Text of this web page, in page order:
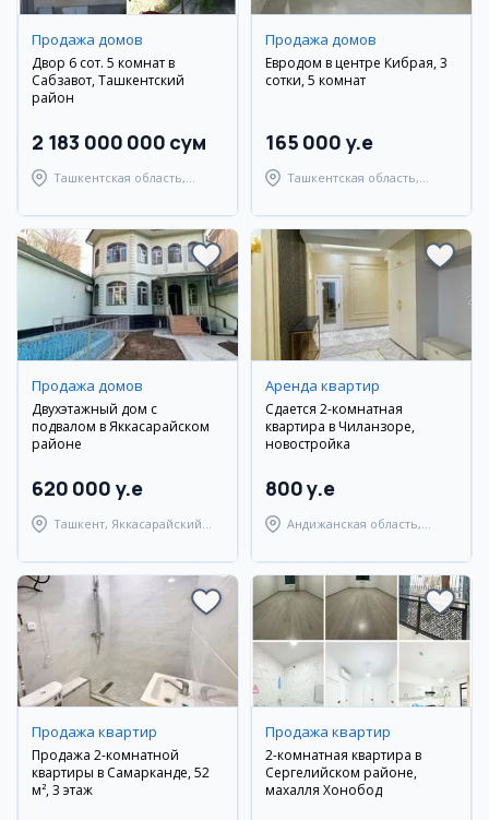
Продажа домов
Двор 6 сот. 5 комнат в
Сабзавот, Ташкентский
район
2 183 000 000 сум
Ташкентская область,
Продажа домов
Евродом в центре Кибрая, 3
сотки, 5 комнат
165 000 y.e
Ташкентская область,
Продажа домов
Двухэтажный дом с
подвалом в Яккасарайском
районе
620 000 y.e
Ташкент, Яккасарайский
Аренда квартир
Сдается 2-комнатная
квартира в Чиланзоре,
новостройка
800 y.e
Андижанская область,
Продажа квартир
Продажа 2-комнатной
квартиры в Самарканде, 52
м², 3 этаж
Продажа квартир
2-комнатная квартира в
Сергелийском районе,
махалля Хонобод